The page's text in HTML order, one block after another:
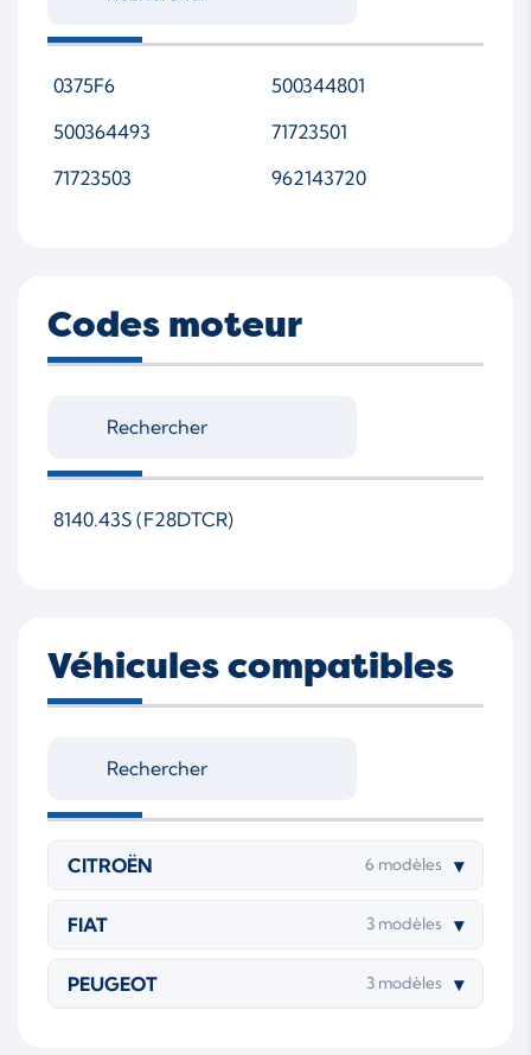
0375F6
500344801
500364493
71723501
71723503
962143720
Codes moteur
8140.43S (F28DTCR)
Véhicules compatibles
CITROËN 6 modèles ▾
FIAT 3 modèles ▾
PEUGEOT 3 modèles ▾